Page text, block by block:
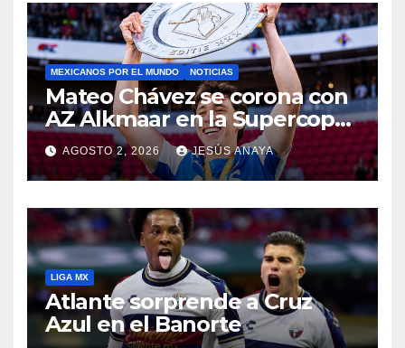
MEXICANOS POR EL MUNDO NOTICIAS
Mateo Chávez se corona con
AZ Alkmaar en la Supercopa
de Países Bajos
AGOSTO 2, 2026 JESÚS ANAYA
LIGA MX
Atlante sorprende a Cruz
Azul en el Banorte